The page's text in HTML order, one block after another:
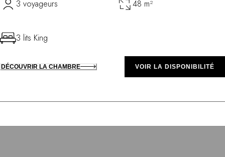
3 voyageurs 48 m²
3 lits King
DÉCOUVRIR LA CHAMBRE VOIR LA DISPONIBILITÉ